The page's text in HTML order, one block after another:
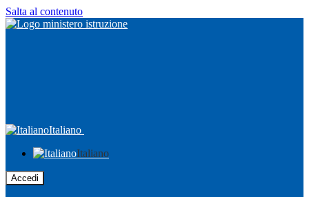
Salta al contenuto
Italiano
Italiano
Accedi